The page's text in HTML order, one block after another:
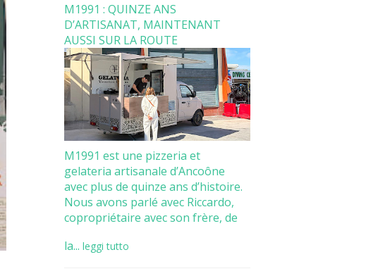
M1991 : QUINZE ANS
D’ARTISANAT, MAINTENANT
AUSSI SUR LA ROUTE
M1991 est une pizzeria et
gelateria artisanale d’Ancoône
avec plus de quinze ans d’histoire.
Nous avons parlé avec Riccardo,
copropriétaire avec son frère, de
la... leggi tutto